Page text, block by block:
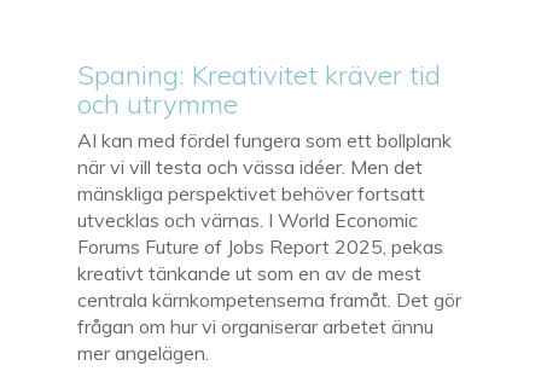
Spaning: Kreativitet kräver tid
och utrymme
AI kan med fördel fungera som ett bollplank
när vi vill testa och vässa idéer. Men det
mänskliga perspektivet behöver fortsatt
utvecklas och värnas. I World Economic
Forums Future of Jobs Report 2025, pekas
kreativt tänkande ut som en av de mest
centrala kärnkompetenserna framåt. Det gör
frågan om hur vi organiserar arbetet ännu
mer angelägen.